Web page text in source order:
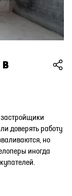
в
доверять работу
но
иногда